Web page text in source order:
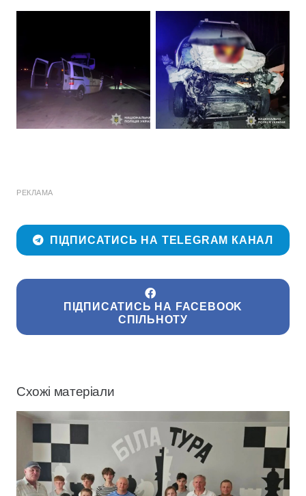
РЕКЛАМА
ПІДПИСАТИСЬ НА TELEGRAM КАНАЛ
ПІДПИСАТИСЬ НА FACEBOOK
СПІЛЬНОТУ
Схожі матеріали